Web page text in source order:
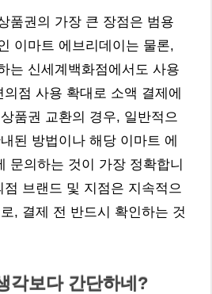
품권의 가장 큰 장점은 범용
이마트 에브리데이는 물론,
는 신세계백화점에서도 사용
점 사용 확대로 소액 결제에
품권 교환의 경우, 일반적으
된 방법이나 해당 이마트 에
문의하는 것이 가장 정확합니
브랜드 및 지점은 지속적으
, 결제 전 반드시 확인하는 것
각보다 간단하네?